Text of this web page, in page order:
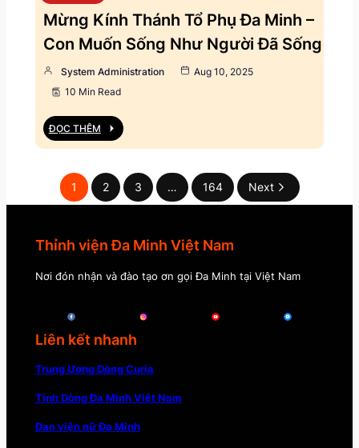
Mừng Kính Thánh Tổ Phụ Đa Minh –
Con Muốn Sống Như Người Đã Sống
System Administration
Aug 10, 2025
10 Min Read
ĐỌC THÊM
1 2 3 … 164 Next
Thỉnh viện Đa Minh Việt Nam
Nơi đón nhận và đào tạo ơn gọi Đa Minh tại Việt Nam
Liên kết nhanh
Trung Ương Dòng Curia
Tỉnh Dòng Đa Minh Việt Nam
Đan viện nữ Đa Minh